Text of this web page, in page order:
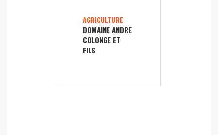
AGRICULTURE
DOMAINE ANDRE
COLONGE ET
FILS